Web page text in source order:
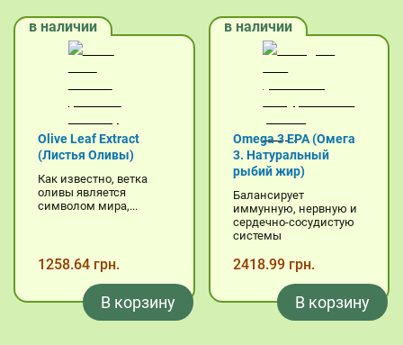
в наличии
Olive Leaf Extract
(Листья Оливы)
Как известно, ветка
оливы является
символом мира,...
1258.64 грн.
В корзину
в наличии
Omega 3 EPA (Омега
3. Натуральный
рыбий жир)
Балансирует
иммунную, нервную и
сердечно-сосудистую
системы
2418.99 грн.
В корзину